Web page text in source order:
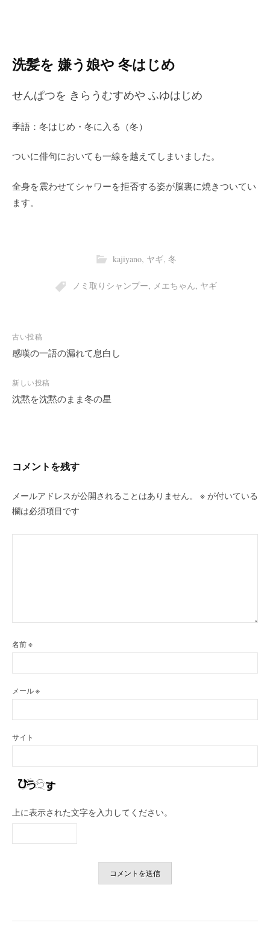
洗髪を 嫌う娘や 冬はじめ
せんぱつを きらうむすめや ふゆはじめ
季語：冬はじめ・冬に入る（冬）
ついに俳句においても一線を越えてしまいました。
全身を震わせてシャワーを拒否する姿が脳裏に焼きついてい
ます。
kajiyano, ヤギ, 冬
ノミ取りシャンプー, メエちゃん, ヤギ
投
稿
ビ
ゲ
ン
古い投稿
感嘆の一語の漏れて息白し
新しい投稿
沈黙を沈黙のまま冬の星
コメントを残す
メールアドレスが公開されることはありません。 ※ が付いている
欄は必須項目です
名前※
メール※
サイト
上に表示された文字を入力してください。